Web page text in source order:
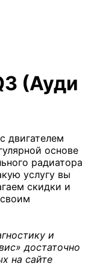
(Ауди
двигателем
основе
радиатора
услугу вы
скидки и
и
достаточно
на сайте